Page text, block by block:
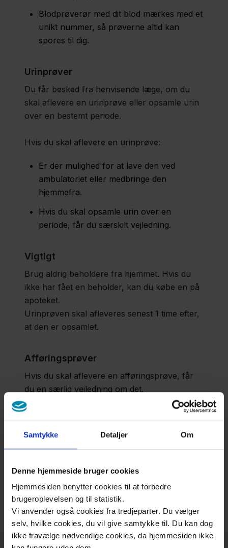
Samtykke Detaljer Om
Denne hjemmeside bruger cookies
Hjemmesiden benytter cookies til at forbedre
brugeroplevelsen og til statistik.
Vi anvender også cookies fra tredjeparter. Du vælger
selv, hvilke cookies, du vil give samtykke til. Du kan dog
ikke fravælge nødvendige cookies, da hjemmesiden ikke
Blodprøverør med dit blod mærkes med et
unikt nummer, så prøverne altid kan
spores til dig.
Urinprøver
Du får besked fra henvisende læge, om du
skal aflevere en urinprøve eller opsamle urin
over en bestemt periode.
Hvis du skal aflevere en urinprøve:
Er der mulighed for at lave den ved
ambulatoriet eller medbringe den
hjemmefra.
Hvis du skal opsamle urin over en
periode, får du særskilt vejledning.
Vigtigt
Brug aldrig beholdere fra hjemmet. Hvis du
ikke har fået en beholder, kan du købe en på
apoteket.
Urinprøven skal afleveres senest 1 time efter,
at den er opsamlet.
Afføringsprøver
Hvis du skal aflevere en afføringsprøve, får
du en særlig vejledning om det.
Svar på undersøgelsen​
Du kan få svar fra den læge eller afdeling, der
dit prøvesvar
viaSundhed.dk, i appen MinSP eller
MinSundhed .